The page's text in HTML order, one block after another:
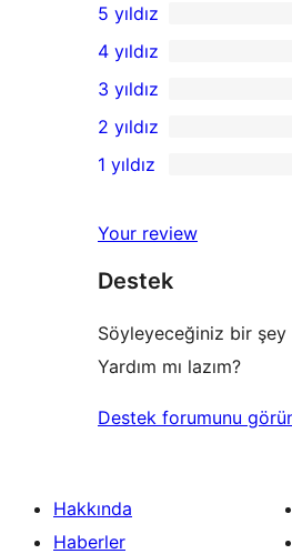
1
5
yıldızlı
inceleme
5 yıldız
4
yıldızlı
inceleme
4 yıldız
0
3
yıldızlı
3 yıldız
2
inceleme
2 yıldız
yıldızlı
inceleme
1 yıldız
Your review
Destek
Söyleyeceğiniz bir şey
Yardım mı lazım?
Destek forumunu
Hakkında
Haberler